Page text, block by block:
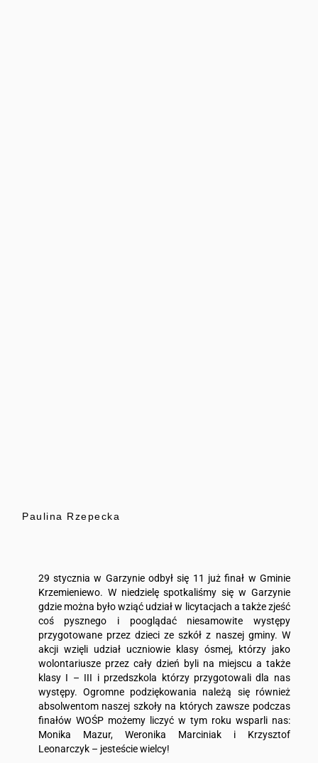
Paulina Rzepecka
29 stycznia w Garzynie odbył się 11 już finał w Gminie
Krzemieniewo. W niedzielę spotkaliśmy się w Garzynie
gdzie można było wziąć udział w licytacjach a także zjeść
coś pysznego i pooglądać niesamowite występy
przygotowane przez dzieci ze szkół z naszej gminy. W
akcji wzięli udział uczniowie klasy ósmej, którzy jako
wolontariusze przez cały dzień byli na miejscu a także
klasy I – III i przedszkola którzy przygotowali dla nas
występy. Ogromne podziękowania należą się również
absolwentom naszej szkoły na których zawsze podczas
finałów WOŚP możemy liczyć w tym roku wsparli nas:
Monika Mazur, Weronika Marciniak i Krzysztof
Leonarczyk – jesteście wielcy!